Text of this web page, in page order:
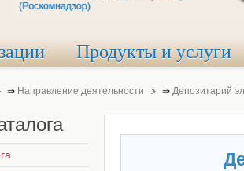
Продукты и услуги
⇒ Направление деятельности ⇒ Депозитарий